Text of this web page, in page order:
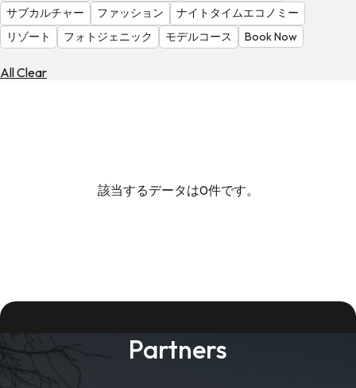
見
る
サブカルチャー
ファッション
ナイトタイムエコノミー
リゾート
フォトジェニック モデルコース Book Now
All Clear
該当するデータは0件です。
Partners